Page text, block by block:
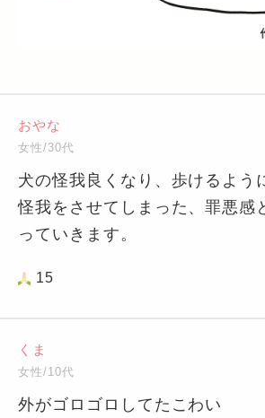
おやな
女性/30代
犬の怪我良くなり、歩けるよう
怪我をさせてしまった、罪悪感
っていきます。
15
くま
女性/10代
外がゴロゴロしてたこわい